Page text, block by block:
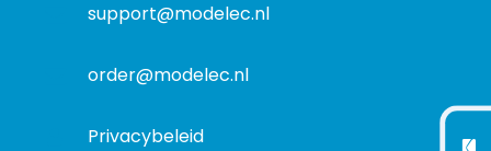
support@modelec.nl
order@modelec.nl
Privacybeleid